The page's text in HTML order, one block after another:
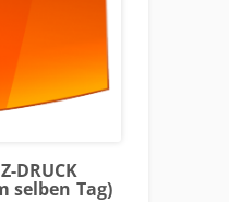
DRUCK
selben Tag)